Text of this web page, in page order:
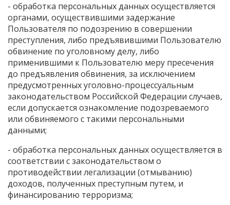
- обработка персональных данных осуществляется
органами, осуществившими задержание
Пользователя по подозрению в совершении
преступления, либо предъявившими Пользователю
обвинение по уголовному делу, либо
применившими к Пользователю меру пресечения
до предъявления обвинения, за исключением
предусмотренных уголовно-процессуальным
законодательством Российской Федерации случаев,
если допускается ознакомление подозреваемого
или обвиняемого с такими персональными
данными;
- обработка персональных данных осуществляется в
соответствии с законодательством о
противодействии легализации (отмыванию)
доходов, полученных преступным путем, и
финансированию терроризма;